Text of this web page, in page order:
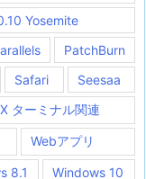
Yosemite
PatchBurn
Safari
Seesaa
ターミナル関連
Webアプリ
8.1 Windows 10